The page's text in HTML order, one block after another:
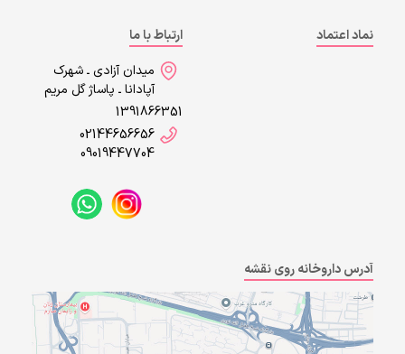
نماد اعتماد
ارتباط با ما
میدان آزادی ـ شهرک
آپادانا ـ پاساژ گل مریم
1391866351
02144656656
09019447704
آدرس داروخانه روی نقشه